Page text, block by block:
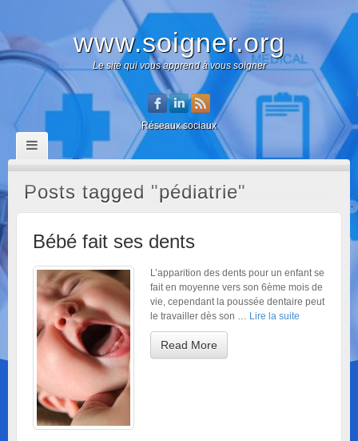
www.soigner.org
Le site qui vous apprend à vous soigner
Réseaux sociaux
Posts tagged "pédiatrie"
Bébé fait ses dents
L’apparition des dents pour un enfant se
fait en moyenne vers son 6ème mois de
vie, cependant la poussée dentaire peut
le travailler dès son … Lire la suite
Read More